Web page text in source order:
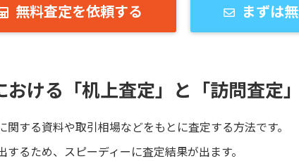
無料査定を依頼する まずは
おける「机上査定」と「訪問査定
する資料や取引相場などをもとに査定する方法です。
るため、スピーディーに査定結果が出ます。